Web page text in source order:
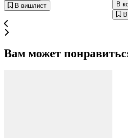
В вишлист
В
Вам может